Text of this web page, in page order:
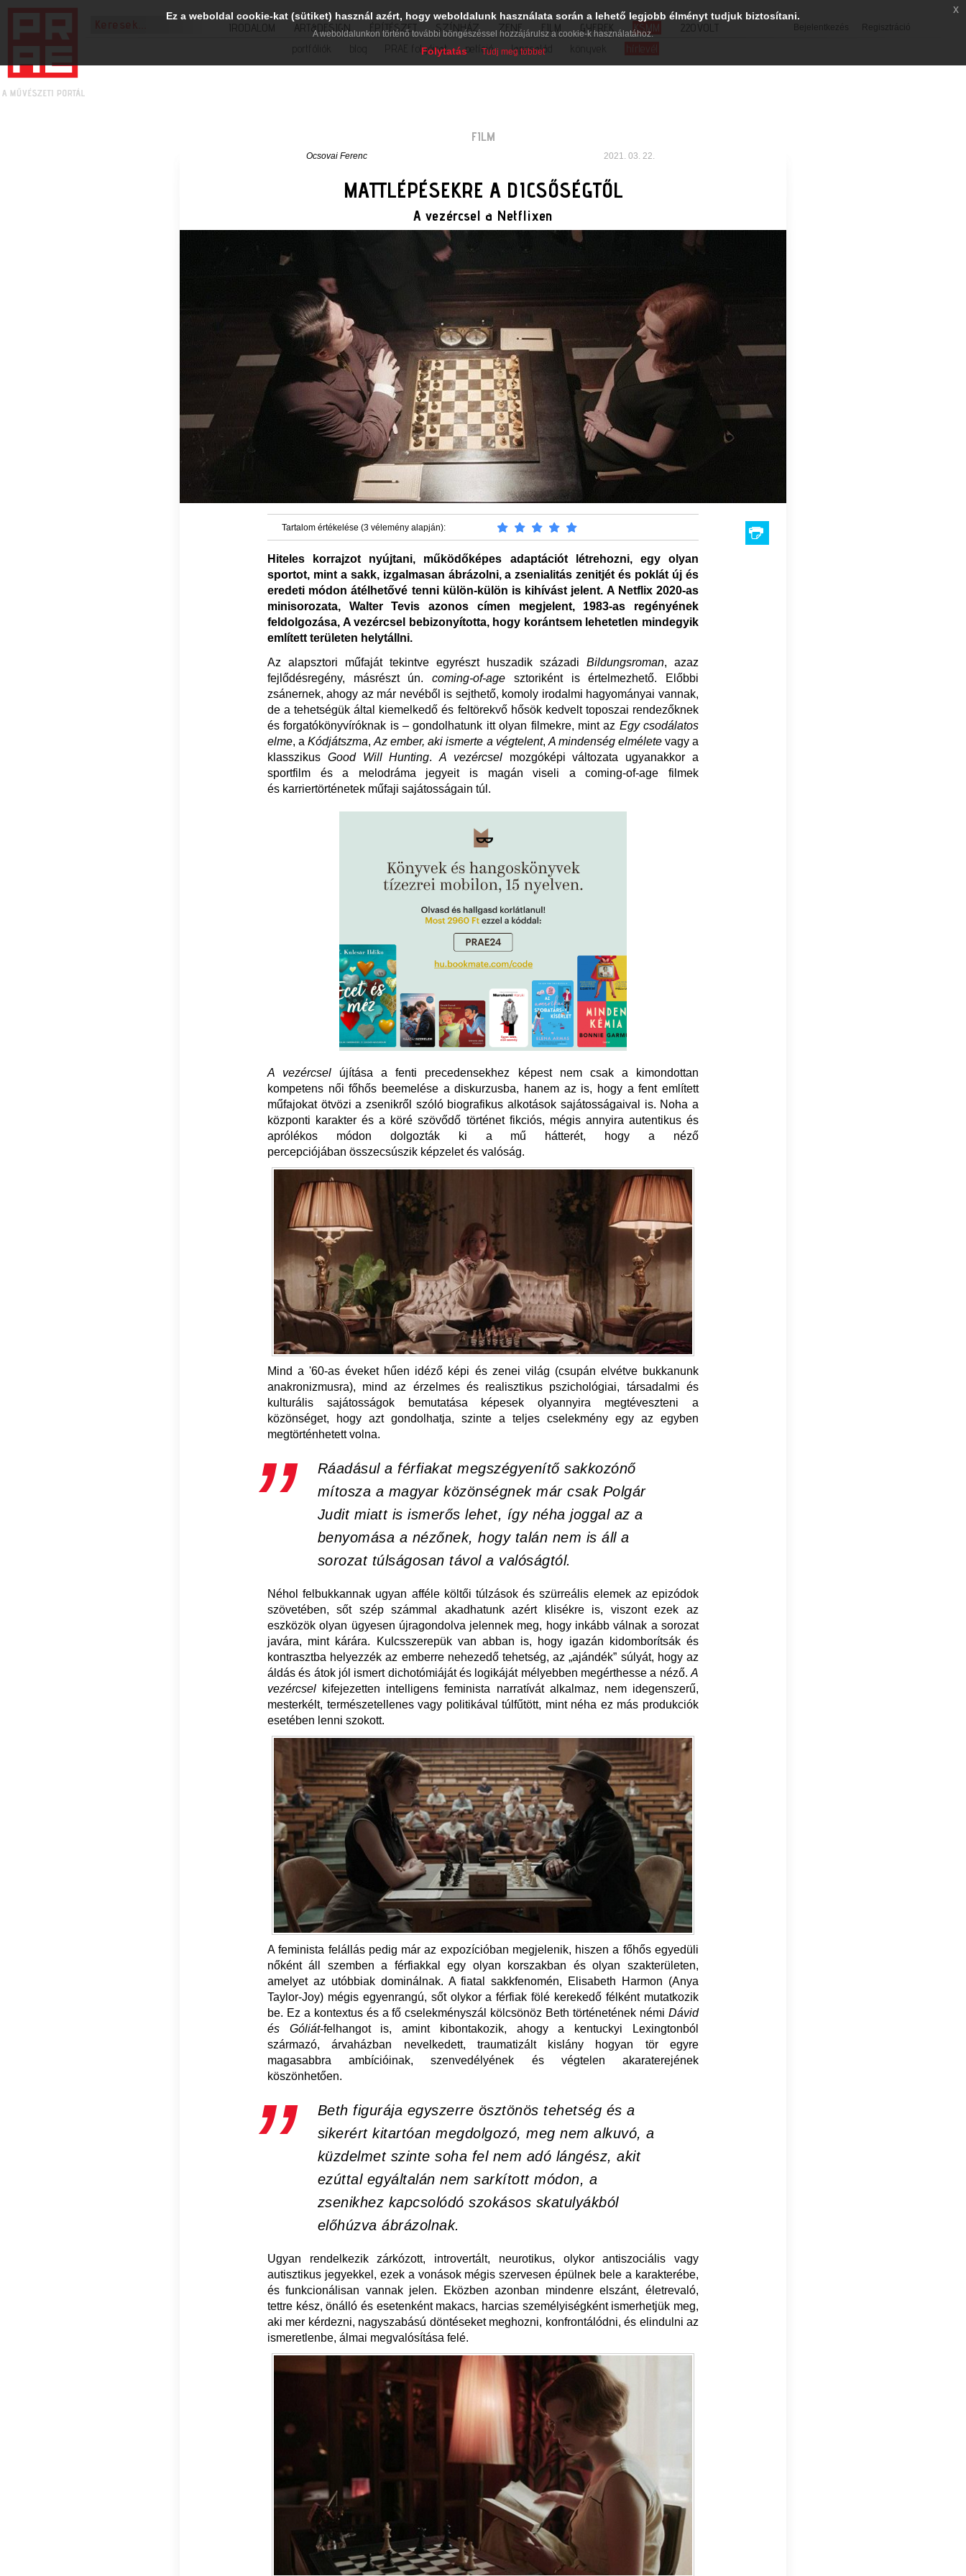
Bejelentkezés Regisztráció
IRODALOM ART&DESIGN ÉPÍTÉSZET SZÍNHÁZ ZENE FILM GYEREK KSMM
220VOLT
portfóliók
blog PRAE folyóirat petíció lapcsalád könyvek hírlevél
FILM
Ocsovai Ferenc 2021. 03. 22.
MATTLÉPÉSEKRE A DICSŐSÉGTŐL
A vezércsel a Netflixen
Tartalom értékelése (3 vélemény alapján):
Hiteles korrajzot nyújtani, működőképes adaptációt létrehozni, egy olyan
sportot, mint a sakk, izgalmasan ábrázolni, a zsenialitás zenitjét és poklát új és
eredeti módon átélhetővé tenni külön-külön is kihívást jelent. A Netflix 2020-as
minisorozata, Walter Tevis azonos címen megjelent, 1983-as regényének
feldolgozása, A vezércsel bebizonyította, hogy korántsem lehetetlen mindegyik
említett területen helytállni.
Az alapsztori műfaját tekintve egyrészt huszadik századi Bildungsroman, azaz
fejlődésregény, másrészt ún.coming-of-age sztoriként is értelmezhető. Előbbi
zsánernek, ahogy az már nevéből is sejthető, komoly irodalmi hagyományai vannak,
de a tehetségük által kiemelkedő és feltörekvő hősök kedvelt toposzai rendezőknek
és forgatókönyvíróknak is – gondolhatunk itt olyan filmekre, mint az Egy csodálatos
elme, aKódjátszma,Az ember, aki ismerte a végtelent, A mindenség elméletevagy a
klasszikus Good Will Hunting.A vezércselmozgóképi változata ugyanakkor a
sportfilm és a melodráma jegyeit is magán viseli a coming-of-age filmek
és karriertörténetek műfaji sajátosságain túl.
A vezércsel újítása a fenti precedensekhez képest nem csak a kimondottan
kompetens női főhős beemelése a diskurzusba, hanem az is, hogy a fent említett
műfajokat ötvözi a zsenikről szóló biografikus alkotások sajátosságaival is. Noha a
központi karakter és a köré szövődő történet fikciós, mégis annyira autentikus és
aprólékos módon dolgozták ki a mű hátterét, hogy a néző
percepciójában összecsúszik képzelet és valóság.
Mind a '60-as éveket hűen idéző képi és zenei világ (csupán elvétve bukkanunk
anakronizmusra), mind az érzelmes és realisztikus pszichológiai, társadalmi és
kulturális sajátosságok bemutatása képesek olyannyira megtéveszteni a
közönséget, hogy azt gondolhatja, szinte a teljes cselekmény egy az egyben
megtörténhetett volna.
Ráadásul a férfiakat megszégyenítő sakkozónő
mítosza a magyar közönségnek már csak Polgár
Judit miatt is ismerős lehet, így néha joggal az a
benyomása a nézőnek, hogy talán nem is áll a
sorozat túlságosan távol a valóságtól.
Néhol felbukkannak ugyan afféle költői túlzások és szürreális elemek az epizódok
szövetében, sőt szép számmal akadhatunk azért klisékre is, viszont ezek az
eszközök olyan ügyesen újragondolva jelennek meg, hogy inkább válnak a sorozat
javára, mint kárára. Kulcsszerepük van abban is, hogy igazán kidomborítsák és
kontrasztba helyezzék az emberre nehezedő tehetség, az „ajándék” súlyát, hogy az
áldás és átok jól ismert dichotómiáját és logikáját mélyebben megérthesse a néző. A
vezércsel kifejezetten intelligens feminista narratívát alkalmaz, nem idegenszerű,
mesterkélt, természetellenes vagy politikával túlfűtött, mint néha ez más produkciók
esetében lenni szokott.
A feminista felállás pedig már az expozícióban megjelenik, hiszen a főhős egyedüli
nőként áll szemben a férfiakkal egy olyan korszakban és olyan szakterületen,
amelyet az utóbbiak dominálnak. A fiatal sakkfenomén, Elisabeth Harmon (Anya
Taylor-Joy) mégis egyenrangú, sőt olykor a férfiak fölé kerekedő félként mutatkozik
be. Ez a kontextus és a fő cselekményszál kölcsönöz Beth történetének némi Dávid
és Góliát-felhangot is, amint kibontakozik, ahogy a kentuckyi Lexingtonból
származó, árvaházban nevelkedett, traumatizált kislány hogyan tör egyre
magasabbra ambícióinak, szenvedélyének és végtelen akaraterejének
köszönhetően.
Beth figurája egyszerre ösztönös tehetség és a
sikerért kitartóan megdolgozó, meg nem alkuvó, a
küzdelmet szinte soha fel nem adó lángész, akit
ezúttal egyáltalán nem sarkított módon, a
zsenikhez kapcsolódó szokásos skatulyákból
előhúzva ábrázolnak.
Ugyan rendelkezik zárkózott, introvertált, neurotikus, olykor antiszociális vagy
autisztikus jegyekkel, ezek a vonások mégis szervesen épülnek bele a karakterébe,
és funkcionálisan vannak jelen. Eközben azonban mindenre elszánt, életrevaló,
tettre kész, önálló és esetenként makacs, harcias személyiségként ismerhetjük meg,
aki mer kérdezni, nagyszabású döntéseket meghozni, konfrontálódni, és elindulni az
ismeretlenbe, álmai megvalósítása felé.
Ez a weboldal cookie-kat (sütiket) használ azért, hogy weboldalunk használata során a lehető legjobb élményt tudjuk biztosítani.
A weboldalunkon történő további böngészéssel hozzájárulsz a cookie-k használatához.
Folytatás Tudj meg többet
x